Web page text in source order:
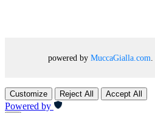
powered by MuccaGialla.com
Customize Reject All Accept All
Powered by